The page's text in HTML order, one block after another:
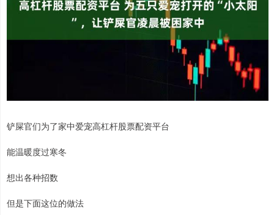
铲屎官们为了家中爱宠高杠杆股票配资平台
能温暖度过寒冬
想出各种招数
但是下面这位的做法